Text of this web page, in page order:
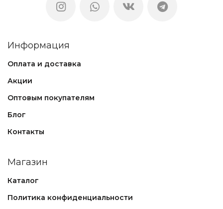
Информация
Оплата и доставка
Акции
Оптовым покупателям
Блог
Контакты
Магазин
Каталог
Политика конфиденциальности